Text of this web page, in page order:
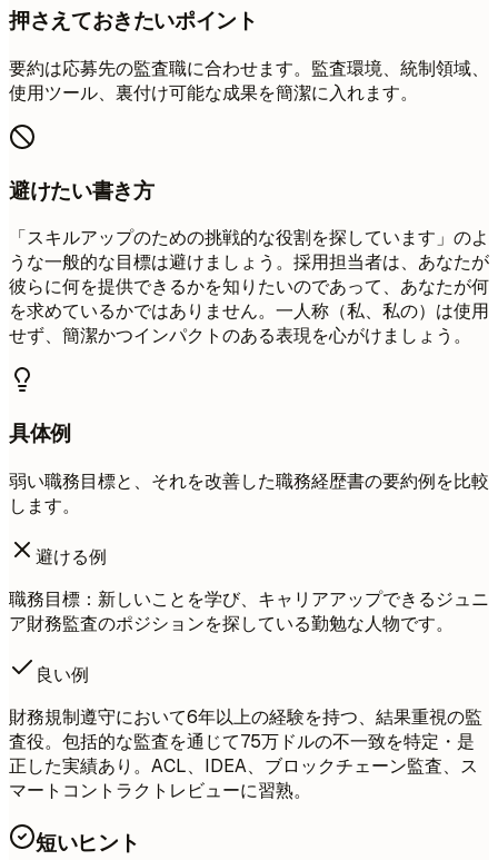
押さえておきたいポイント
要約は応募先の監査職に合わせます。監査環境、統制領域、
使用ツール、裏付け可能な成果を簡潔に入れます。
避けたい書き方
「スキルアップのための挑戦的な役割を探しています」のよ
うな一般的な目標は避けましょう。採用担当者は、あなたが
彼らに何を提供できるかを知りたいのであって、あなたが何
を求めているかではありません。一人称（私、私の）は使用
せず、簡潔かつインパクトのある表現を心がけましょう。
具体例
弱い職務目標と、それを改善した職務経歴書の要約例を比較
します。
避ける例
職務目標：新しいことを学び、キャリアアップできるジュニ
ア財務監査のポジションを探している勤勉な人物です。
良い例
財務規制遵守において6年以上の経験を持つ、結果重視の監
査役。包括的な監査を通じて75万ドルの不一致を特定・是
正した実績あり。ACL、IDEA、ブロックチェーン監査、ス
マートコントラクトレビューに習熟。
短いヒント